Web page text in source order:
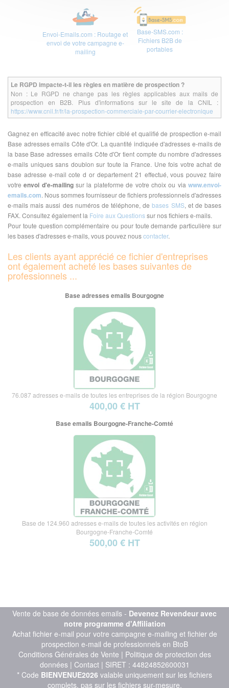
Envoi-Emails.com : Routage et
envoi de votre campagne e-
mailing
Base-SMS.com :
Fichiers B2B de
portables
Le RGPD impacte-t-il les règles en matière de prospection ?
Non : Le RGPD ne change pas les règles applicables aux mails de
prospection en B2B. Plus d'informations sur le site de la CNIL :
https://www.cnil.fr/fr/la-prospection-commerciale-par-courrier-electronique
Gagnez en efficacité avec notre fichier ciblé et qualifié de prospection e-mail
Base adresses emails Côte d'Or. La quantité indiquée d'adresses e-mails de
la base Base adresses emails Côte d'Or tient compte du nombre d'adresses
e-mails uniques sans doublon sur toute la France. Une fois votre achat de
base adresse e-mail cote d or departement 21 effectué, vous pouvez faire
votreenvoi d'e-mailingsur la plateforme de votre choix ou viawww.envoi-
emails.com. Nous sommes fournisseur de fichiers professionnels d'adresses
e-mails mais aussi des numéros de téléphone, debases SMS, et de bases
FAX. Consultez également la Foire aux Questionssur nos fichiers e-mails.
Pour toute question complémentaire ou pour toute demande particulière sur
les bases d'adresses e-mails, vous pouvez nouscontacter.
Les clients ayant apprécié ce fichier d'entreprises
ont également acheté les bases suivantes de
professionnels ...
Base adresses emails Bourgogne
76.087 adresses e-mails de toutes les entreprises de la région Bourgogne
400,00 € HT
Base emails Bourgogne-Franche-Comté
Base de 124.960 adresses e-mails de toutes les activités en région
Bourgogne-Franche-Comté
500,00 € HT
Vente de base de données emails - Devenez Revendeur avec
notre programme d'Affiliation
Achat fichier e-mail pour votre campagne e-mailing et fichier de
prospection e-mail de professionnels en BtoB
Conditions Générales de Vente | Politique de protection des
données| Contact| SIRET : 44824852600031
* Code BIENVENUE2026 valable uniquement sur les fichiers
complets, pas sur les fichiers sur-mesure.